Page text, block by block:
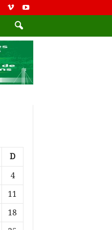
D
4
11
18